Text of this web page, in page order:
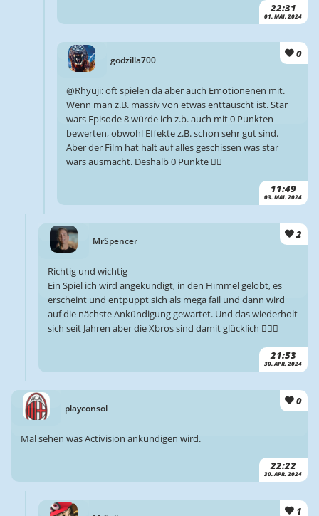
22:31
01. MAI. 2024
godzilla700
0
11:49
03. MAI. 2024
@Rhyuji: oft spielen da aber auch Emotionenen mit.
Wenn man z.B. massiv von etwas enttäuscht ist. Star
wars Episode 8 würde ich z.b. auch mit 0 Punkten
bewerten, obwohl Effekte z.B. schon sehr gut sind.
Aber der Film hat halt auf alles geschissen was star
wars ausmacht. Deshalb 0 Punkte 🤷‍♂️
MrSpencer
2
21:53
30. APR. 2024
Richtig und wichtig
Ein Spiel ich wird angekündigt, in den Himmel gelobt, es
erscheint und entpuppt sich als mega fail und dann wird
auf die nächste Ankündigung gewartet. Und das wiederholt
sich seit Jahren aber die Xbros sind damit glücklich 🤷🏻‍♂️
playconsol
0
22:22
30. APR. 2024
Mal sehen was Activision ankündigen wird.
1